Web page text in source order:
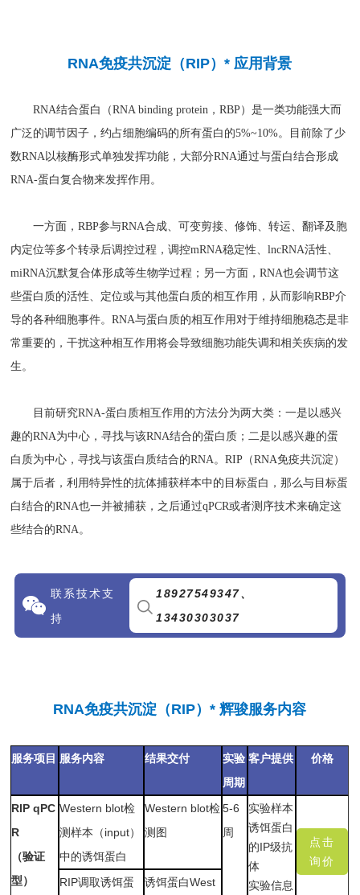
RNA免疫共沉淀（RIP）* 应用背景
RNA结合蛋白（RNA binding protein，RBP）是一类功能强大而
广泛的调节因子，约占细胞编码的所有蛋白的5%~10%。目前除了少
数RNA以核酶形式单独发挥功能，大部分RNA通过与蛋白结合形成
RNA-蛋白复合物来发挥作用。
一方面，RBP参与RNA合成、可变剪接、修饰、转运、翻译及胞
内定位等多个转录后调控过程，调控mRNA稳定性、lncRNA活性、
miRNA沉默复合体形成等生物学过程；另一方面，RNA也会调节这
些蛋白质的活性、定位或与其他蛋白质的相互作用，从而影响RBP介
导的各种细胞事件。RNA与蛋白质的相互作用对于维持细胞稳态是非
常重要的，干扰这种相互作用将会导致细胞功能失调和相关疾病的发
生。
目前研究RNA-蛋白质相互作用的方法分为两大类：一是以感兴
趣的RNA为中心，寻找与该RNA结合的蛋白质；二是以感兴趣的蛋
白质为中心，寻找与该蛋白质结合的RNA。RIP（RNA免疫共沉淀）
属于后者，利用特异性的抗体捕获样本中的目标蛋白，那么与目标蛋
白结合的RNA也一并被捕获，之后通过qPCR或者测序技术来确定这
些结合的RNA。
联系技术支
持
18927549347、
13430303037
RNA免疫共沉淀（RIP）* 辉骏服务内容
服务项目 服务内容 结果交付
实验
周期
客户提供 价格
RIP qPC
R
（验证
型）
Western blot检
测样本（input）
中的诱饵蛋白
Western blot检
测图
5-6
周
实验样本
诱饵蛋白
的IP级抗
体
实验信息
点击
询价
RIP调取诱饵蛋
诱饵蛋白West